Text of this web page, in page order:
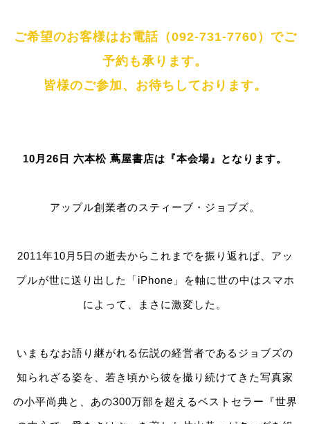
ご希望のお客様はお電話（092-731-7760）でご
予約も承ります。
皆様のご参加、お待ちしております。
10月26日 六本松 蔦屋書店は『本会場』となります。
アップル創業者のスティーブ・ジョブズ。
2011年10月5日の逝去からこれまでを振り返れば、アッ
プルが世に送り出した「iPhone」を軸に世の中はスマホ
によって、まさに激変した。
いまもなお語り継がれる伝説の経営者であるジョブズの
知られざる姿を、若き頃から彼を撮り続けてきた写真家
の小平尚典と、あの300万部を超えるベストセラー『世界